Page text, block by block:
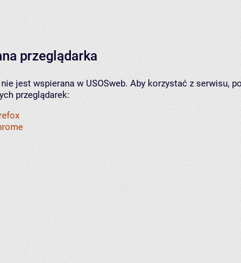
przeglądarka
jest wspierana w USOSweb. Aby korzystać z serwisu,
przeglądarek: